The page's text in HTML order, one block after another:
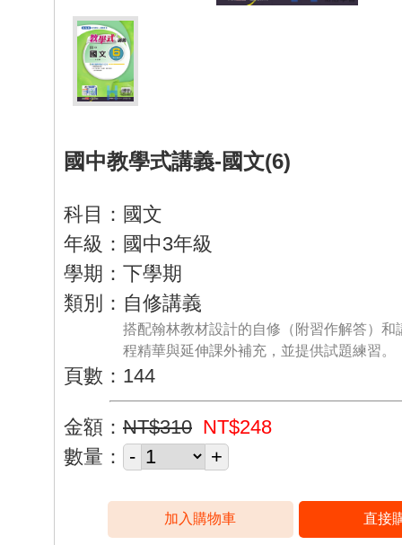
國中教學式講義-國文(6)
科目：國文
年級：國中3年級
學期：下學期
類別：自修講義
搭配翰林教材設計的自修（附習作解答）和
程精華與延伸課外補充，並提供試題練習。
頁數：144
金額： NT$310 NT$248
數量：